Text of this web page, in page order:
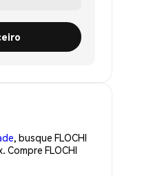
, busque FLOCHI
FLOCHI